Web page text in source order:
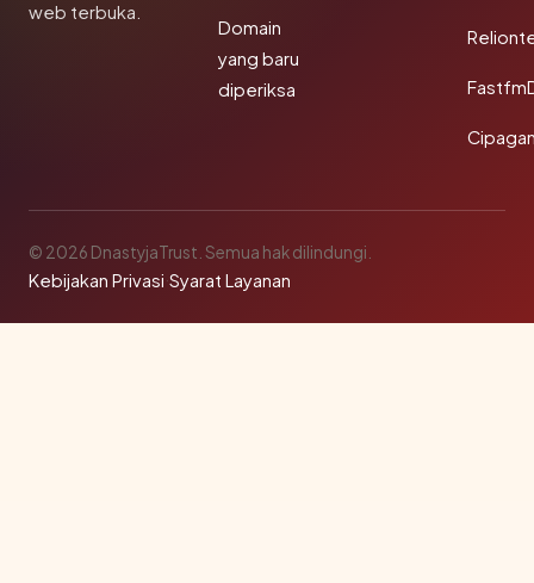
web terbuka.
Domain
yang baru
diperiksa
© 2026 DnastyjaTrust. Semua hak dilindungi.
Kebijakan Privasi·Syarat Layanan